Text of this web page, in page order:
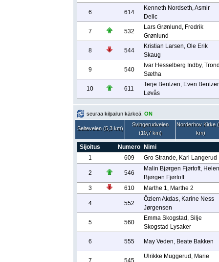
6 614
Kenneth Nordseth, Asmir
Delic
7 532
Lars Grønlund, Fredrik
Grønlund
8 544
Kristian Larsen, Ole Erik
Skaug
9 540
Ivar Hesselberg Indby,
Sætha
10 611
Terje Bentzen, Even
Løvås
seuraa kilpailun kärkeä: ON
Selteveien (5,3 km)
Svingerudveien
(10,7 km)
Norderhov Kirke
km)
Sijoitus Numero
Nimi
1
609 Gro Strande, Kari Langerud
2 546
Malin Bjørgen Fjørtoft,
Bjørgen Fjørtoft
3
610 Marthe 1, Marthe 2
4 552
Özlem Akdas, Karine Ness
Jørgensen
5 560
Emma Skogstad, Silje
Skogstad Lysaker
6 555 May Veden, Beate Bakken
7 545
Ulrikke Muggerud, Marie